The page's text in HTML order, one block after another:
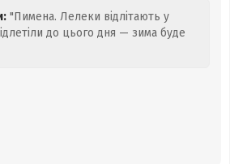
"Пимена. Лелеки відлітають у
до цього дня — зима буде